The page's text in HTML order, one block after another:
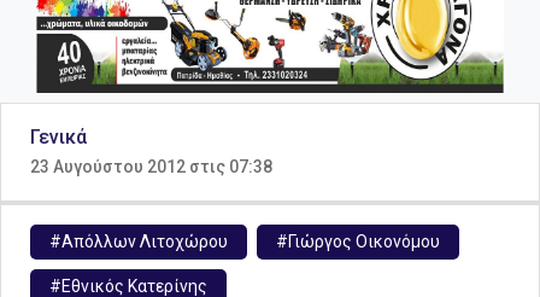
Γενικά
23 Αυγούστου 2012 στις 07:38
#Απόλλων Λιτοχώρου #Γιώργος Οικονόμου
#Εθνικός Κατερίνης